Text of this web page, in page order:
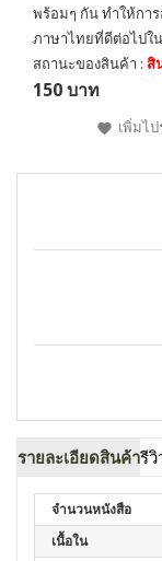
พร้อมๆ กัน ทำให้กา
ภาษาไทยที่ดีต่อไปใ
สถานะของสินค้า : สิ
150 บาท
เพิ่มไ
รายละเอียดสินค้ารี
จำนวนหนังสือ
เนื้อใน